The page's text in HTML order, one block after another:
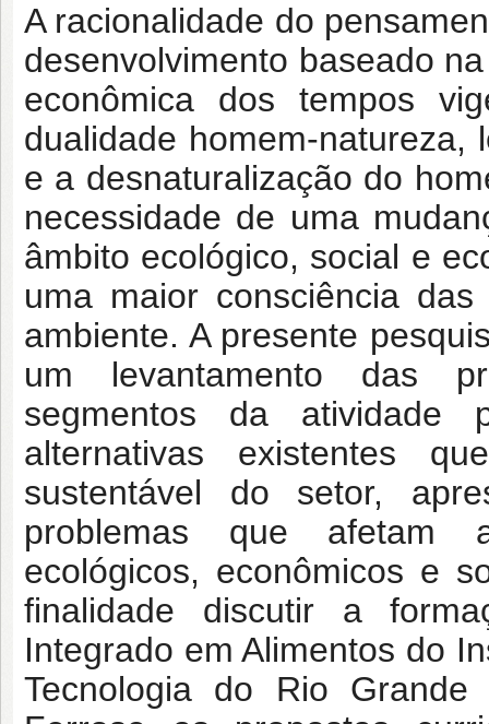
A racionalidade do
desenvolvimento baseado
econômica dos tempos
dualidade homem-natureza,
e a desnaturalização do
necessidade de uma
âmbito ecológico, social e
uma maior consciência
ambiente. A presente
um levantamento das
segmentos da atividade
alternativas existentes
sustentável do setor,
problemas que afetam
ecológicos, econômicos e
finalidade discutir a
Integrado em Alimentos do
Tecnologia do Rio